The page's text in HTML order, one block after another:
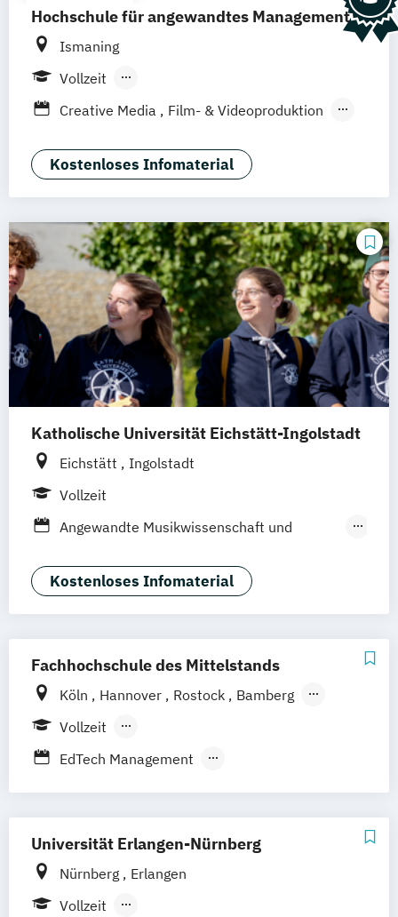
Hochschule für angewandtes Management
Ismaning
Vollzeit
Berufsbegleitendes Präsenzstudium
Creative Media
Film- & Videoproduktion
Media Studies Medienmanagement
Medienpsychologie Musikproduktion
Software Design & User Experience
Sportjournalismus
Kostenloses Infomaterial
Katholische Universität Eichstätt-Ingolstadt
Eichstätt
Ingolstadt
Vollzeit
Angewandte Musikwissenschaft und
Journalistik Kunst (Lehramt)
Kunst an kirchlichen und privaten
Kunstpädagogik
Werbung interkulturell: Sprache Medien
Marketing (DE/EN)
Kostenloses Infomaterial
Fachhochschule des Mittelstands
Köln Hannover Rostock
Bamberg
Bielefeld
Vollzeit
Berufsbegleitendes Präsenzstudium
EdTech Management
Sportjournalismus & Sportmarketing
Strategische Kommunikation & Digitales
Marketing
Universität Erlangen-Nürnberg
Nürnberg
Erlangen
Vollzeit